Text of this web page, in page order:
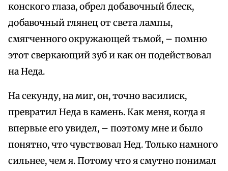
конского глаза, обрел добавочный блеск,
добавочный глянец от света лампы,
смягченного окружающей тьмой, – помню
этот сверкающий зуб и как он подействовал
на Неда.
На секунду, на миг, он, точно василиск,
превратил Неда в камень. Как меня, когда я
впервые его увидел, – поэтому мне и было
понятно, что чувствовал Нед. Только намного
сильнее, чем я. Потому что я смутно понимал